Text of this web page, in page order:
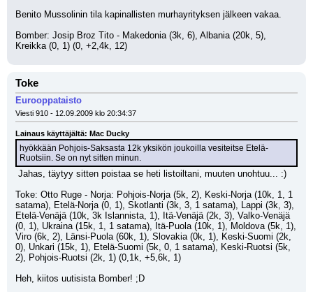
Benito Mussolinin tila kapinallisten murhayrityksen jälkeen vakaa.
Bomber: Josip Broz Tito - Makedonia (3k, 6), Albania (20k, 5),
Kreikka (0, 1) (0, +2,4k, 12)
Toke
Eurooppataisto
Viesti 910 - 12.09.2009 klo 20:34:37
Lainaus käyttäjältä: Mac Ducky
hyökkään Pohjois-Saksasta 12k yksikön joukoilla vesiteitse Etelä-
Ruotsiin. Se on nyt sitten minun.
Jahas, täytyy sitten poistaa se heti listoiltani, muuten unohtuu... :)
Toke: Otto Ruge - Norja: Pohjois-Norja (5k, 2), Keski-Norja (10k, 1, 1
satama), Etelä-Norja (0, 1), Skotlanti (3k, 3, 1 satama), Lappi (3k, 3),
Etelä-Venäjä (10k, 3k Islannista, 1), Itä-Venäjä (2k, 3), Valko-Venäjä
(0, 1), Ukraina (15k, 1, 1 satama), Itä-Puola (10k, 1), Moldova (5k, 1),
Viro (6k, 2), Länsi-Puola (60k, 1), Slovakia (0k, 1), Keski-Suomi (2k,
0), Unkari (15k, 1), Etelä-Suomi (5k, 0, 1 satama), Keski-Ruotsi (5k,
2), Pohjois-Ruotsi (2k, 1) (0,1k, +5,6k, 1)
Heh, kiitos uutisista Bomber! ;D